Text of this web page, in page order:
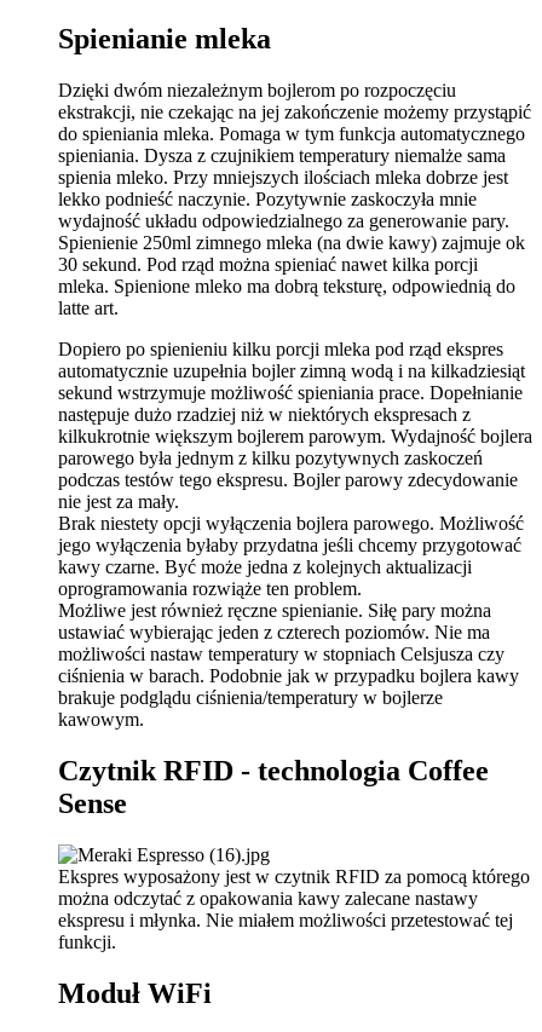
Spienianie mleka
Dzięki dwóm niezależnym bojlerom po rozpoczęciu
ekstrakcji, nie czekając na jej zakończenie możemy przystąpić
do spieniania mleka. Pomaga w tym funkcja automatycznego
spieniania. Dysza z czujnikiem temperatury niemalże sama
spienia mleko. Przy mniejszych ilościach mleka dobrze jest
lekko podnieść naczynie. Pozytywnie zaskoczyła mnie
wydajność układu odpowiedzialnego za generowanie pary.
Spienienie 250ml zimnego mleka (na dwie kawy) zajmuje ok
30 sekund. Pod rząd można spieniać nawet kilka porcji
mleka. Spienione mleko ma dobrą teksturę, odpowiednią do
latte art.
Dopiero po spienieniu kilku porcji mleka pod rząd ekspres
automatycznie uzupełnia bojler zimną wodą i na kilkadziesiąt
sekund wstrzymuje możliwość spieniania prace. Dopełnianie
następuje dużo rzadziej niż w niektórych ekspresach z
kilkukrotnie większym bojlerem parowym. Wydajność bojlera
parowego była jednym z kilku pozytywnych zaskoczeń
podczas testów tego ekspresu. Bojler parowy zdecydowanie
nie jest za mały.
Brak niestety opcji wyłączenia bojlera parowego. Możliwość
jego wyłączenia byłaby przydatna jeśli chcemy przygotować
kawy czarne. Być może jedna z kolejnych aktualizacji
oprogramowania rozwiąże ten problem.
Możliwe jest również ręczne spienianie. Siłę pary można
ustawiać wybierając jeden z czterech poziomów. Nie ma
możliwości nastaw temperatury w stopniach Celsjusza czy
ciśnienia w barach. Podobnie jak w przypadku bojlera kawy
brakuje podglądu ciśnienia/temperatury w bojlerze
kawowym.
Czytnik RFID - technologia Coffee
Sense
Ekspres wyposażony jest w czytnik RFID za pomocą którego
można odczytać z opakowania kawy zalecane nastawy
ekspresu i młynka. Nie miałem możliwości przetestować tej
funkcji.
Moduł WiFi